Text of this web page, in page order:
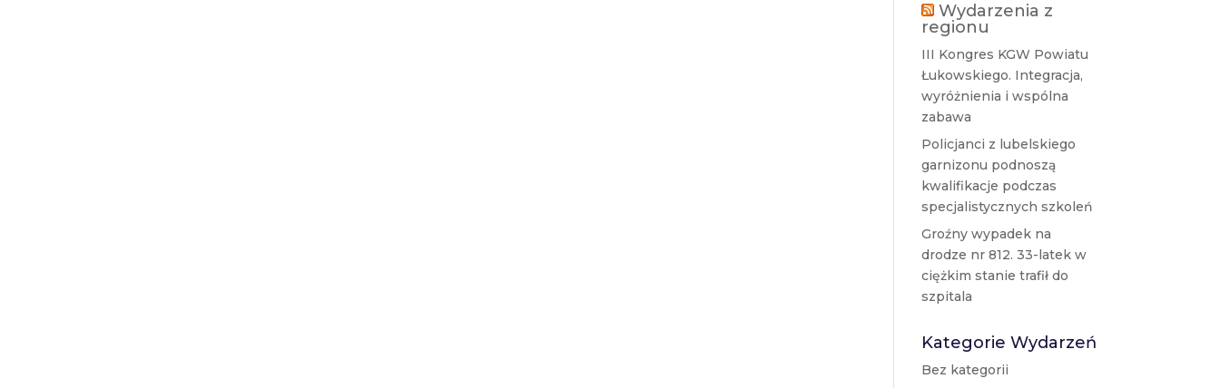
Wydarzenia z
regionu
III Kongres KGW Powiatu
Łukowskiego. Integracja,
wyróżnienia i wspólna
zabawa
Policjanci z lubelskiego
garnizonu podnoszą
kwalifikacje podczas
specjalistycznych szkoleń
Groźny wypadek na
drodze nr 812. 33-latek w
ciężkim stanie trafił do
szpitala
Kategorie Wydarzeń
Bez kategorii